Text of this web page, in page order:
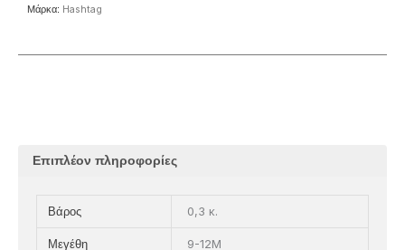
Μάρκα: Ηashtag
Επιπλέον πληροφορίες
Βάρος 0,3 κ.
Μεγέθη 9-12M